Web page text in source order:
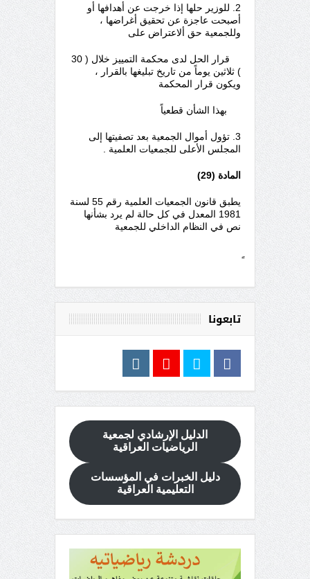
2. للوزير حلها إذا خرجت عن أهدافها أو
أصبحت عاجزة عن تحقيق أغراضها ،
وللجمعية حق ألاعتراض على
قرار الحل لدى محكمة التمييز خلال ( 30
) ثلاثين يوماً من تاريخ تبليغها بالقرار ،
ويكون قرار المحكمة
بهذا الشأن قطعياً
3. تؤول أموال الجمعية بعد تصفيتها إلى
المجلس الأعلى للجمعيات العلمية .
المادة (29)
يطبق قانون الجمعيات العلمية رقم 55 لسنة
1981 المعدل في كل حالة لم يرد بشأنها
نص في النظام الداخلي للجمعية
تابعونا
الدليل الإرشادي لجمعية
الرياضيات العراقية
دليل الخبرات في المؤسسات
التعليمية العراقية